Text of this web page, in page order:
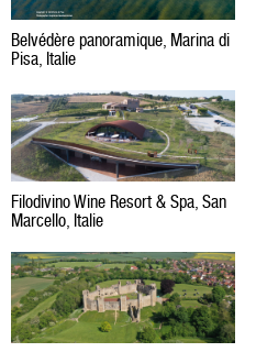
Belvédère panoramique, Marina di
Pisa, Italie
Filodivino Wine Resort & Spa, San
Marcello, Italie